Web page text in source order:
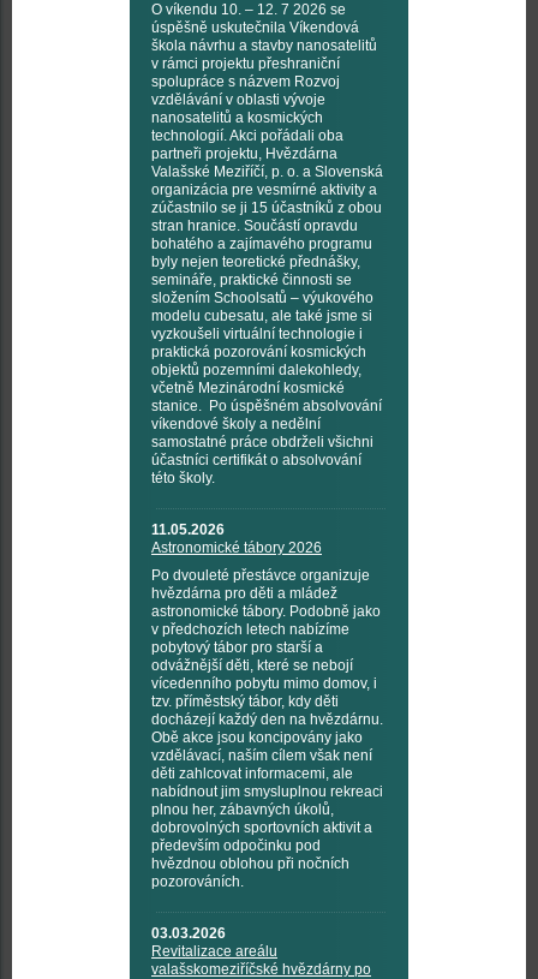
O víkendu 10. – 12. 7 2026 se
úspěšně uskutečnila Víkendová
škola návrhu a stavby nanosatelitů
v rámci projektu přeshraniční
spolupráce s názvem Rozvoj
vzdělávání v oblasti vývoje
nanosatelitů a kosmických
technologií. Akci pořádali oba
partneři projektu, Hvězdárna
Valašské Meziříčí, p. o. a Slovenská
organizácia pre vesmírné aktivity a
zúčastnilo se ji 15 účastníků z obou
stran hranice. Součástí opravdu
bohatého a zajímavého programu
byly nejen teoretické přednášky,
semináře, praktické činnosti se
složením Schoolsatů – výukového
modelu cubesatu, ale také jsme si
vyzkoušeli virtuální technologie i
praktická pozorování kosmických
objektů pozemními dalekohledy,
včetně Mezinárodní kosmické
stanice. Po úspěšném absolvování
víkendové školy a nedělní
samostatné práce obdrželi všichni
účastníci certifikát o absolvování
této školy.
11.05.2026
Astronomické tábory 2026
Po dvouleté přestávce organizuje
hvězdárna pro děti a mládež
astronomické tábory. Podobně jako
v předchozích letech nabízíme
pobytový tábor pro starší a
odvážnější děti, které se nebojí
vícedenního pobytu mimo domov, i
tzv. příměstský tábor, kdy děti
docházejí každý den na hvězdárnu.
Obě akce jsou koncipovány jako
vzdělávací, naším cílem však není
děti zahlcovat informacemi, ale
nabídnout jim smysluplnou rekreaci
plnou her, zábavných úkolů,
dobrovolných sportovních aktivit a
především odpočinku pod
hvězdnou oblohou při nočních
pozorováních.
03.03.2026
Revitalizace areálu
valašskomeziříčské hvězdárny po